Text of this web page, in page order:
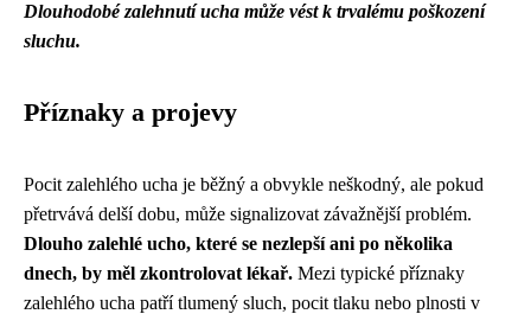
Dlouhodobé zalehnutí ucha může vést k trvalému poškození
sluchu.
Příznaky a projevy
Pocit zalehlého ucha je běžný a obvykle neškodný, ale pokud
přetrvává delší dobu, může signalizovat závažnější problém.
Dlouho zalehlé ucho, které se nezlepší ani po několika
dnech, by měl zkontrolovat lékař. Mezi typické příznaky
zalehlého ucha patří tlumený sluch, pocit tlaku nebo plnosti v